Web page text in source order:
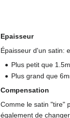
Epaisseur
Épaisseur d'un satin:
Plus petit que
Plus grand que
Compensation
Comme le satin "tire"
également de